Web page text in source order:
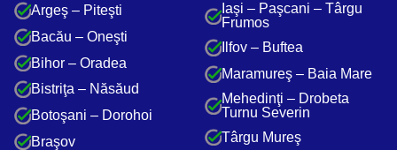
Argeş – Piteşti
Bacău – Oneşti
Bihor – Oradea
Bistriţa – Năsăud
Botoşani – Dorohoi
Braşov
Iaşi – Paşcani – Târgu
Frumos
Ilfov – Buftea
Maramureş – Baia Mare
Mehedinţi – Drobeta
Turnu Severin
Târgu Mureş